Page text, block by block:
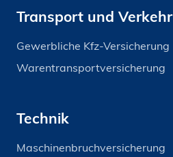
Transport und Verkehr
Gewerbliche Kfz-Versicherung
Warentransportversicherung
Technik
Maschinenbruchversicherung